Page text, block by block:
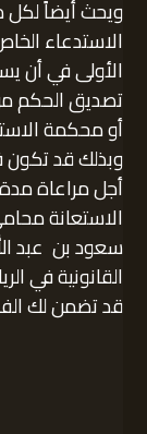
ويحث أيضاً لكل
الاستدعاء
الأولى في أن
تصديق الحكم
أو محكمة
وبذلك قد
أجل مراعاة
الاستعانة
سعود بن عبد
القانونية في
قد تضمن لك